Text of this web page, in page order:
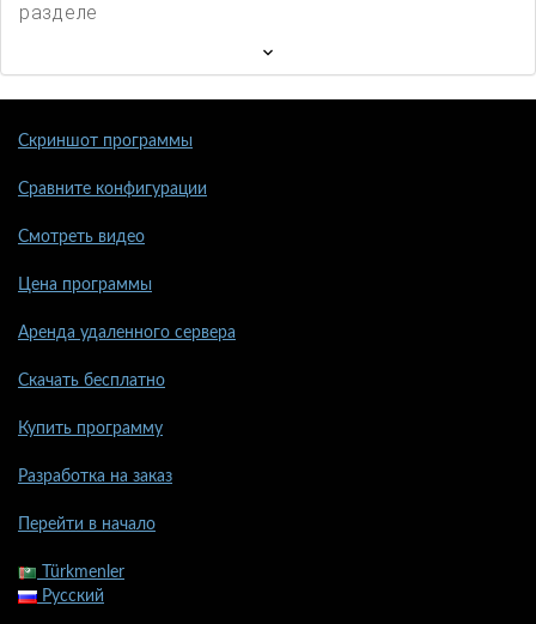
разделе
Скриншот программы
Сравните конфигурации
Смотреть видео
Цена программы
Аренда удаленного сервера
Скачать бесплатно
Купить программу
Разработка на заказ
Перейти в начало
Türkmenler
Русский